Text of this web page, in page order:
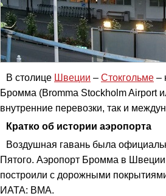
В столице Швеции – Стокгольме –
Бромма (Bromma Stockholm Airport
внутренние перевозки, так и
Кратко об истории аэропорта
Воздушная гавань была
Пятого. Аэропорт Бромма в
построили с дорожными
ИАТА: ВМА.